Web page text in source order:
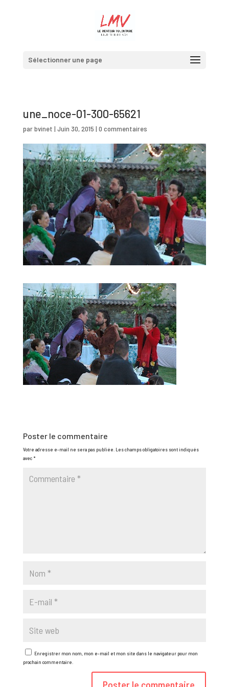
Sélectionner une page
une_noce-01-300-65621
parbvinet | Juin 30, 2015 | 0 commentaires
Poster le commentaire
Votre adresse e-mail ne sera pas publiée. Les champs obligatoires sont indiqués
avec*
Enregistrer mon nom, mon e-mail et mon site dans le navigateur pour mon
prochain commentaire.